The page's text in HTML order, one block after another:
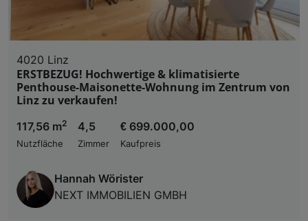
4020 Linz
ERSTBEZUG! Hochwertige & klimatisierte
Penthouse-Maisonette-Wohnung im Zentrum von
Linz zu verkaufen!
117,56 m2
Nutzfläche
4,5
Zimmer
€ 699.000,00
Kaufpreis
Hannah Wörister
NEXT IMMOBILIEN GMBH